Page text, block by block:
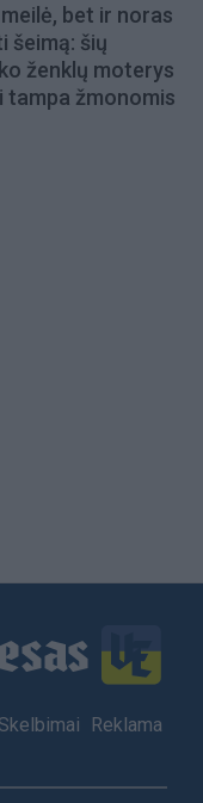
bet ir noras
šeimą: šių
ženklų moterys
tampa žmonomis
Skelbimai
Reklama